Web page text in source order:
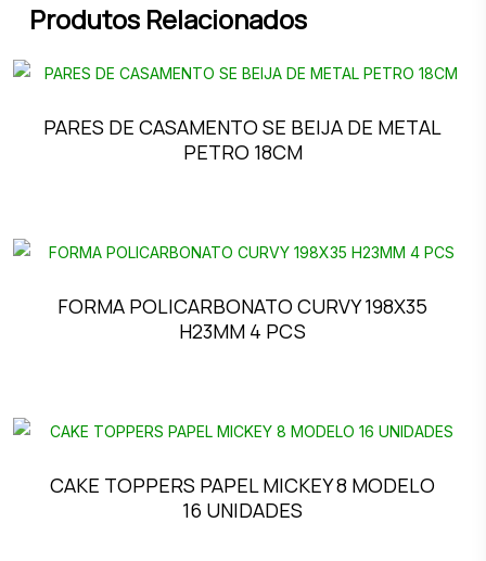
Produtos Relacionados
PARES DE CASAMENTO SE BEIJA DE METAL
PETRO 18CM
FORMA POLICARBONATO CURVY 198X35
H23MM 4 PCS
CAKE TOPPERS PAPEL MICKEY 8 MODELO
16 UNIDADES